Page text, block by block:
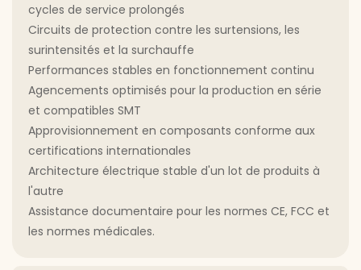
cycles de service prolongés
Circuits de protection contre les surtensions, les
surintensités et la surchauffe
Performances stables en fonctionnement continu
Agencements optimisés pour la production en série
et compatibles SMT
Approvisionnement en composants conforme aux
certifications internationales
Architecture électrique stable d'un lot de produits à
l'autre
Assistance documentaire pour les normes CE, FCC et
les normes médicales.